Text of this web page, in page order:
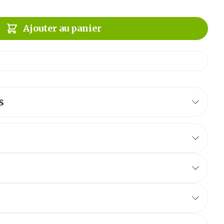
Ajouter au panier